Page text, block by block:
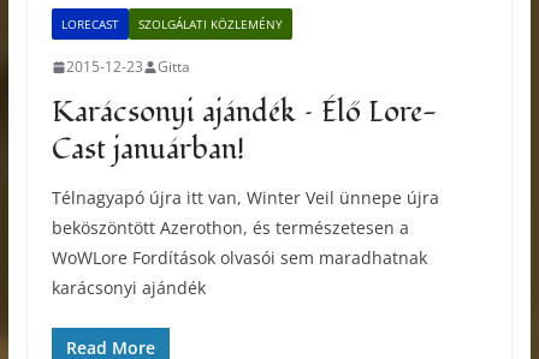
LORECAST SZOLGÁLATI KÖZLEMÉNY
2015-12-23 Gitta
Karácsonyi ajándék – Élő Lore-
Cast januárban!
Télnagyapó újra itt van, Winter Veil ünnepe újra
beköszöntött Azerothon, és természetesen a
WoWLore Fordítások olvasói sem maradhatnak
karácsonyi ajándék
Read More